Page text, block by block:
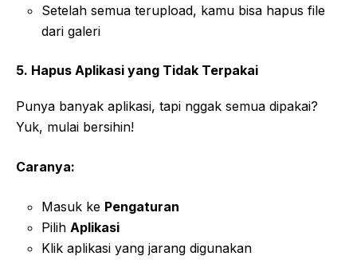
Setelah semua terupload, kamu bisa hapus file
dari galeri
5. Hapus Aplikasi yang Tidak Terpakai
Punya banyak aplikasi, tapi nggak semua dipakai?
Yuk, mulai bersihin!
Caranya:
Masuk ke Pengaturan
Pilih Aplikasi
Klik aplikasi yang jarang digunakan